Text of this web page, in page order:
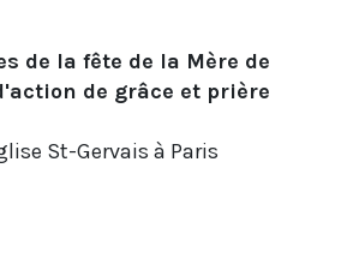
de la fête de la Mère de
de grâce et prière
St-Gervais à Paris